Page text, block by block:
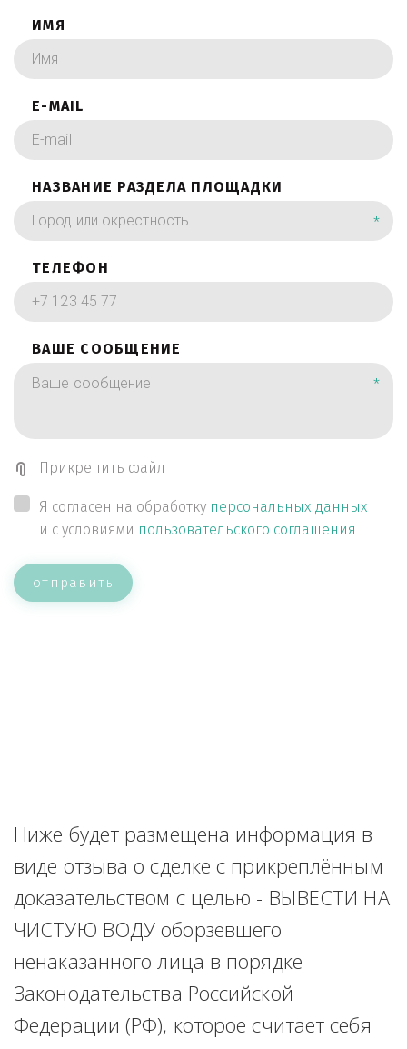
ИМЯ
E-MAIL
НАЗВАНИЕ РАЗДЕЛА ПЛОЩАДКИ
*
ТЕЛЕФОН
ВАШЕ СООБЩЕНИЕ
*
Прикрепить файл
Я согласен на обработку персональных данных
и с условиями пользовательского соглашения
отправить
Ниже будет размещена информация в
виде отзыва о сделке с прикреплённым
доказательством с целью - ВЫВЕСТИ НА
ЧИСТУЮ ВОДУ оборзевшего
ненаказанного лица в порядке
Законодательства Российской
Федерации (РФ), которое считает себя